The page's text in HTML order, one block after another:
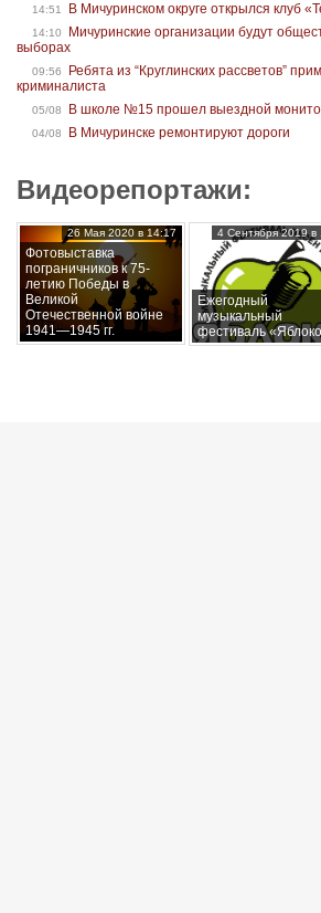
14:51 В Мичуринском округе открылся клуб
14:10
Мичуринские организации будут
выборах
09:56
Ребята из “Круглинских рассветов”
криминалиста
05/08 В школе №15 прошел выездной
04/08 В Мичуринске ремонтируют дороги
Видеорепортажи:
Фотовыставка
пограничников к 75-
летию Победы в
Великой
Отечественной войне
1941—1945 гг.
26 Мая 2020 в 14:17
Ежегодный
музыкальный
фестиваль
4 Сентября 2019 в